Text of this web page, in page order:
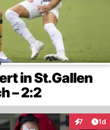
in St.Gallen
– 2:2
7 1d